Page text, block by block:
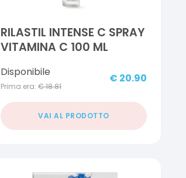
RILASTIL INTENSE C SPRAY
VITAMINA C 100 ML
Disponibile
Prima era: €18.81
€ 20.90
VAI AL PRODOTTO